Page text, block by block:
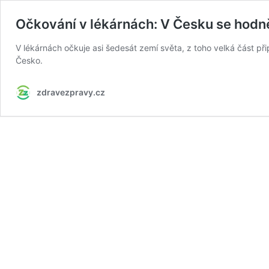
Očkování v lékárnách: V Česku se
V lékárnách očkuje asi šedesát zemí světa, z toho velká část
Česko.
zdravezpravy.cz